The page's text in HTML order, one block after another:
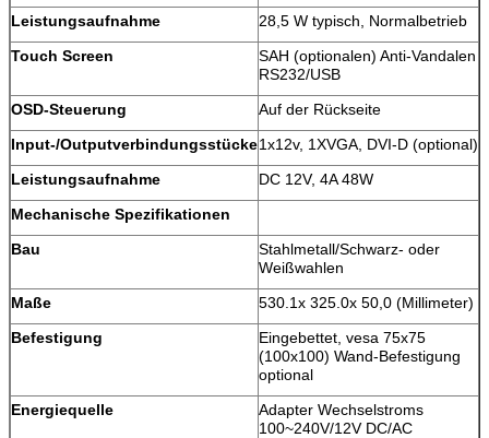
Leistungsaufnahme
28,5 W typisch, Normalbetrieb
Touch Screen
SAH (optionalen) Anti-Vandalen
RS232/USB
OSD-Steuerung
Auf der Rückseite
Input-/Outputverbindungsstücke1x12v, 1XVGA, DVI-D (optional)
Leistungsaufnahme
DC 12V, 4A 48W
Mechanische Spezifikationen
Bau
Stahlmetall/Schwarz- oder
Weißwahlen
Maße
530.1x 325.0x 50,0 (Millimeter)
Befestigung
Eingebettet, vesa 75x75
(100x100) Wand-Befestigung
optional
Energiequelle
Adapter Wechselstroms
100~240V/12V DC/AC